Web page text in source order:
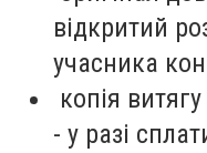
відкритий
учасника
копія
- у разі